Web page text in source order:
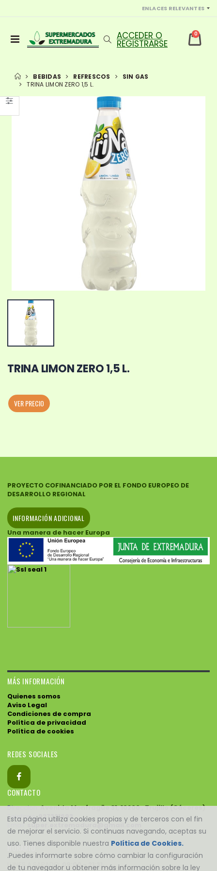
Esta página utiliza cookies propias y de terceros con el fin
de mejorar el servicio. Si continuas navegando, aceptas su
uso. Tienes disponible nuestra Política de Cookies.
.Puedes informarte sobre cómo cambiar la configuración
de tu navegador u obtener más información sobre la ley
ENLACES RELEVANTES
0
BEBIDAS REFRESCOS
SIN GAS
TRINA LIMON ZERO 1,5 L.
TRINA LIMON ZERO 1,5 L.
VER PRECIO
PROYECTO COFINANCIADO POR EL FONDO EUROPEO DE
DESARROLLO REGIONAL
INFORMACIÓN ADICIONAL
Una manera de hacer Europa
MÁS INFORMACIÓN
Quienes somos
Aviso Legal
Condiciones de compra
Política de privacidad
Política de cookies
REDES SOCIALES
CONTACTO
Direccion:Avenida Monfragüe 31, 10200 , Trujillo (Cáceres)
Telefono: 927321693
Email:
super.extremadura@gmail.com
HORARIO
LUNES A SABADO:09:00 - 21:31